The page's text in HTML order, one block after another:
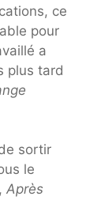
ce
pour
a
plus tard
sortir
le
Après